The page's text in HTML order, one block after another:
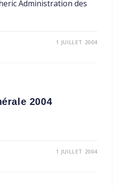
Administration des
1 JUILLET 2004
2004
1 JUILLET 2004